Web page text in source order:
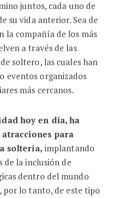
juntos, cada uno de
su vida anterior. Sea de
la compañía de los más
a través de las
soltero, las cuales han
eventos organizados
más cercanos.
hoy en día, ha
para
soltería, implantando
de la inclusión de
dentro del mundo
lo tanto, de este tipo